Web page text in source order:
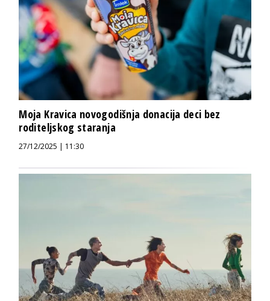
Moja Kravica novogodišnja donacija deci bez
roditeljskog staranja
27/12/2025 | 11:30